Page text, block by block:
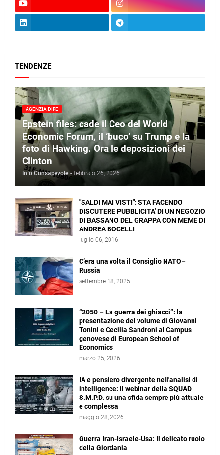
TENDENZE
AGENZIA DIRE
Epstein files: cade il Ceo del World
Economic Forum, il ‘buco’ su Trump e la
foto di Hawking. Ora le deposizioni dei
Clinton
Info Consapevole - febbraio 26, 2026
"SALDI MAI VISTI": STA FACENDO
DISCUTERE PUBBLICITA' DI UN NEGOZIO
DI BASSANO DEL GRAPPA CON MEME DI
ANDREA BOCELLI
luglio 06, 2016
C’era una volta il Consiglio NATO–
Russia
settembre 18, 2025
“2050 – La guerra dei ghiacci”: la
presentazione del volume di Giovanni
Tonini e Cecilia Sandroni al Campus
genovese di European School of
Economics
marzo 25, 2026
IA e pensiero divergente nell'analisi di
intelligence: il webinar della SQUAD
S.M.P.D. su una sfida sempre più attuale
e complessa
maggio 28, 2026
Guerra Iran-Israele-Usa: Il delicato ruolo
della Giordania